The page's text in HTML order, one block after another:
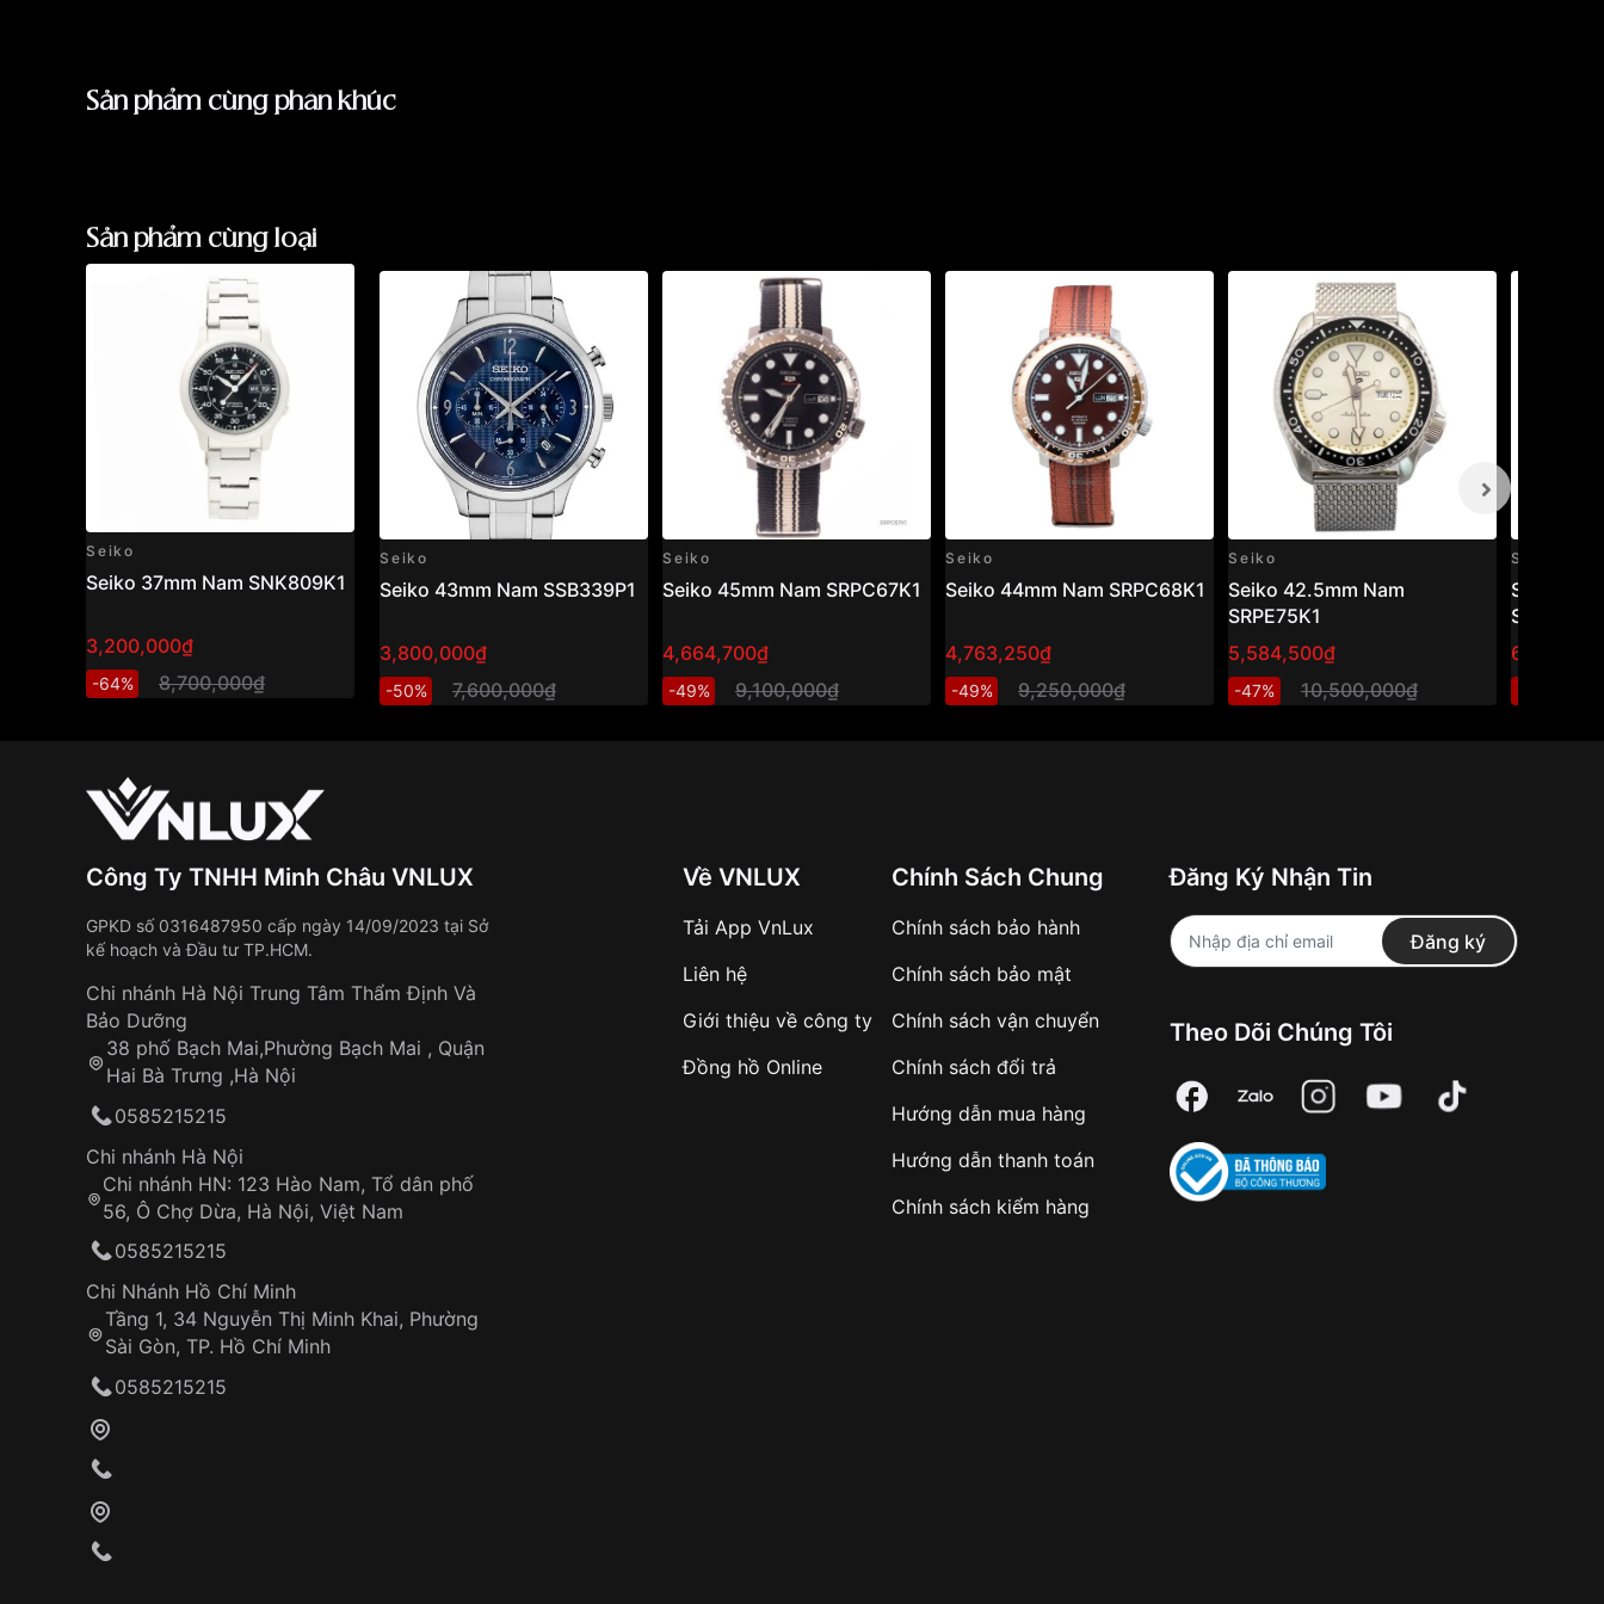
Sản phẩm cùng phân khúc
Sản phẩm cùng loại
Seiko
Seiko 37mm Nam SNK809K1
3,200,000₫
-64% 8,700,000₫
Seiko
Seiko 43mm Nam SSB339P1
3,800,000₫
-50% 7,600,000₫
Seiko
Seiko 45mm Nam SRPC67K1
4,664,700₫
-49% 9,100,000₫
Seiko
Seiko 44mm Nam SRPC68K1
4,763,250₫
-49% 9,250,000₫
Seiko
Seiko 42.5mm Nam
SRPE75K1
5,584,500₫
-47% 10,500,000₫
Seiko
Seiko
SRPD61K1
Công Ty TNHH Minh Châu VNLUX
GPKD số 0316487950 cấp ngày 14/09/2023 tại Sở
kế hoạch và Đầu tư TP.HCM.
Chi nhánh Hà Nội Trung Tâm Thẩm Định Và
Bảo Dưỡng
38 phố Bạch Mai,Phường Bạch Mai , Quận
Hai Bà Trưng ,Hà Nội
0585215215
Chi nhánh Hà Nội
Chi nhánh HN: 123 Hào Nam, Tổ dân phố
56, Ô Chợ Dừa, Hà Nội, Việt Nam
0585215215
Chi Nhánh Hồ Chí Minh
Tầng 1, 34 Nguyễn Thị Minh Khai, Phường
Sài Gòn, TP. Hồ Chí Minh
0585215215
Về VNLUX
Tải App VnLux
Liên hệ
Giới thiệu về công ty
Đồng hồ Online
Chính Sách Chung
Chính sách bảo hành
Chính sách bảo mật
Chính sách vận chuyển
Chính sách đổi trả
Hướng dẫn mua hàng
Hướng dẫn thanh toán
Chính sách kiểm hàng
Đăng Ký Nhận Tin
Đăng ký
Theo Dõi Chúng Tôi